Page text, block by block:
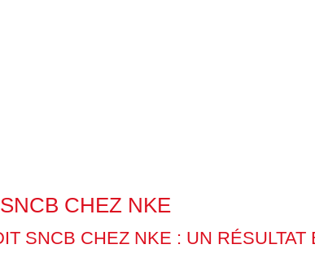
CHEZ NKE
SNCB CHEZ NKE : UN RÉSULTAT